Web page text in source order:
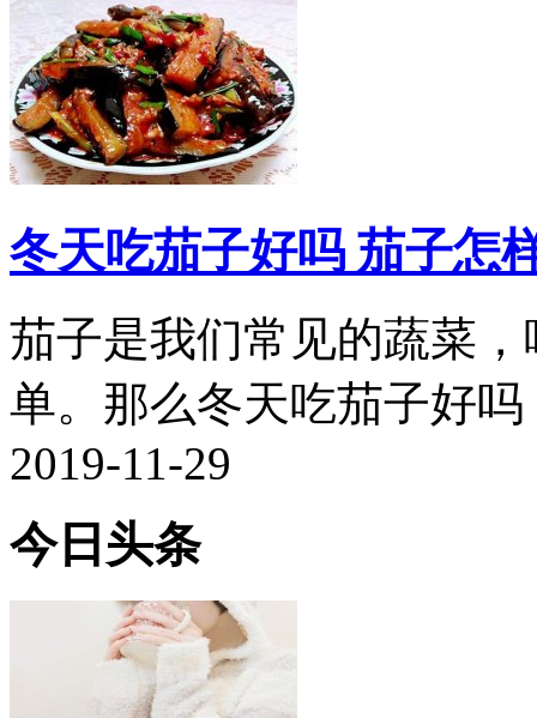
冬天吃茄子好吗 茄子怎
茄子是我们常见的蔬菜
单。那么冬天吃茄子好
2019-11-29
今日头条